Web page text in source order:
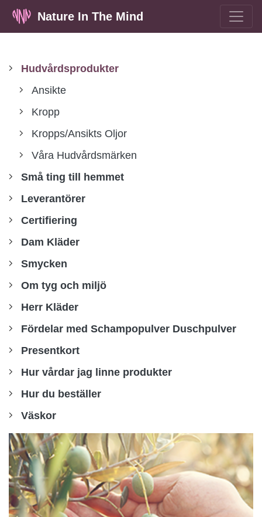
Nature In The Mind
Hudvårdsprodukter
Ansikte
Kropp
Kropps/Ansikts Oljor
Våra Hudvårdsmärken
Små ting till hemmet
Leverantörer
Certifiering
Dam Kläder
Smycken
Om tyg och miljö
Herr Kläder
Fördelar med Schampopulver Duschpulver
Presentkort
Hur vårdar jag linne produkter
Hur du beställer
Väskor